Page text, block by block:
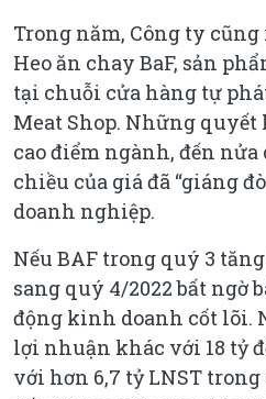
Trong năm, Công ty
Heo ăn chay BaF, sản
tại chuỗi cửa hàng tự
Meat Shop. Những
cao điểm ngành, đến nửa
chiều của giá đã “giáng
doanh nghiệp.
Nếu BAF trong quý 3
sang quý 4/2022 bất ngờ
động kinh doanh cốt lõi.
lợi nhuận khác với 18 tỷ
với hơn 6,7 tỷ LNST